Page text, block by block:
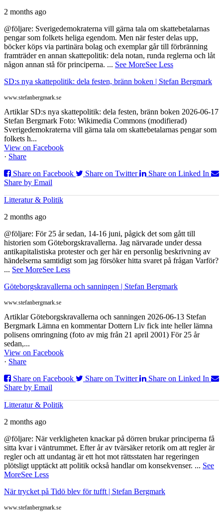
2 months ago
@följare: Sverigedemokraterna vill gärna tala om skattebetalarnas
pengar som folkets heliga egendom. Men när fester delas upp,
böcker köps via partinära bolag och exemplar går till förbränning
framträder en annan skattepolitik: dela notan, runda reglerna och låt
någon annan stå för principerna. ... See MoreSee Less
SD:s nya skattepolitik: dela festen, bränn boken | Stefan Bergmark
www.stefanbergmark.se
Artiklar SD:s nya skattepolitik: dela festen, bränn boken 2026-06-17
Stefan Bergmark Foto: Wikimedia Commons (modifierad)
Sverigedemokraterna vill gärna tala om skattebetalarnas pengar som
folkets h...
View on Facebook
· Share
Share on Facebook
Share on Twitter
Share on Linked In
Share by Email
Litteratur & Politik
2 months ago
@följare: För 25 år sedan, 14-16 juni, pågick det som gått till
historien som Göteborgskravallerna. Jag närvarade under dessa
antikapitalistiska protester och ger här en personlig beskrivning av
händelserna samtidigt som jag försöker hitta svaret på frågan Varför?
... See MoreSee Less
Göteborgskravallerna och sanningen | Stefan Bergmark
www.stefanbergmark.se
Artiklar Göteborgskravallerna och sanningen 2026-06-13 Stefan
Bergmark Lämna en kommentar Dottern Liv fick inte heller lämna
polisens omringning (foto av mig från 21 april 2001) För 25 år
sedan,...
View on Facebook
· Share
Share on Facebook
Share on Twitter
Share on Linked In
Share by Email
Litteratur & Politik
2 months ago
@följare: När verkligheten knackar på dörren brukar principerna få
sitta kvar i väntrummet. Efter år av tvärsäker retorik om att regler är
regler och att undantag är ett hot mot rättsstaten har regeringen
plötsligt upptäckt att politik också handlar om konsekvenser. ... See
MoreSee Less
När trycket på Tidö blev för tufft | Stefan Bergmark
www.stefanbergmark.se